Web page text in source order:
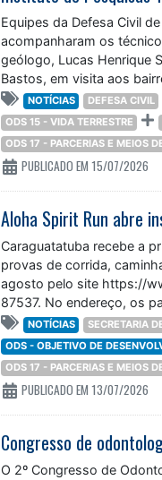
Equipes da Defesa Civil
acompanharam os
geólogo, Lucas Henrique
Bastos, em visita aos
NOTÍCIAS DEFESA CIVIL
ODS 15 - VIDA TERRESTRE
ODS 17 - PARCERIAS E MEIOS
PUBLICADO EM 15/07/2026
Aloha Spirit Run abre
Caraguatatuba recebe a
provas de corrida,
agosto pelo site https://
87537. No endereço, os
lotes e valores das
NOTÍCIAS
SECRETARIA
ODS - OBJETIVO DE
ODS 17 - PARCERIAS E MEIOS
PUBLICADO EM 13/07/2026
O 2º Congresso de